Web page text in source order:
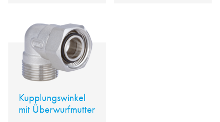
Kupplungswinkel
mit Überwurfmutter